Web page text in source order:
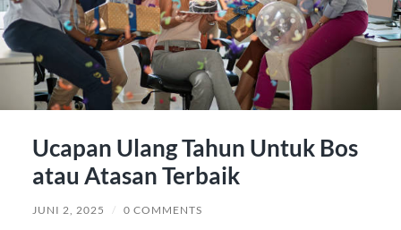
Ucapan Ulang Tahun Untuk Bos
atau Atasan Terbaik
JUNI 2, 2025 / 0 COMMENTS